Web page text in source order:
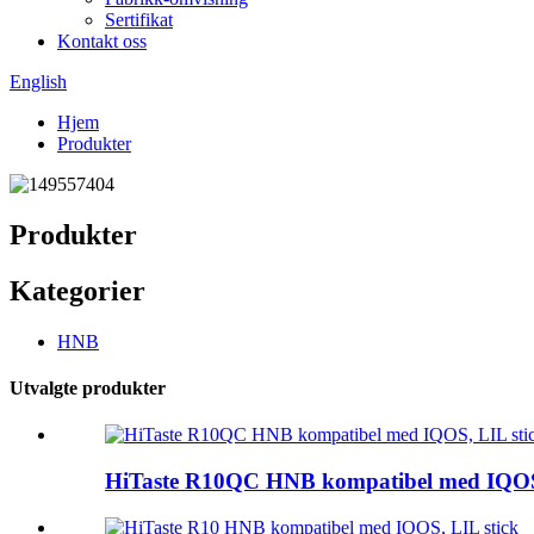
Sertifikat
Kontakt oss
English
Hjem
Produkter
Produkter
Kategorier
HNB
Utvalgte produkter
HiTaste R10QC HNB kompatibel med